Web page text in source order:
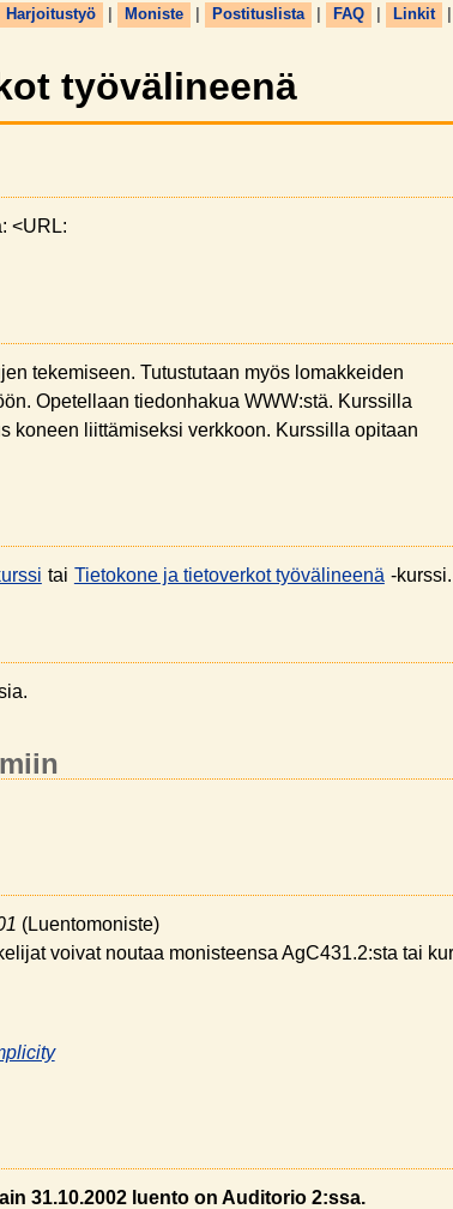
Harjoitustyö Moniste Postituslista FAQ Linkit
työvälineenä
<URL:
tekemiseen. Tutustutaan myös lomakkeiden
Opetellaan tiedonhakua WWW:stä. Kurssilla
koneen liittämiseksi verkkoon. Kurssilla opitaan
tai Tietokone ja tietoverkot työvälineenä -kurssi.
(Luentomoniste)
voivat noutaa monisteensa AgC431.2:sta tai
31.10.2002 luento on Auditorio 2:ssa.